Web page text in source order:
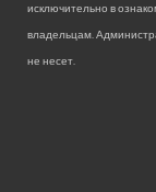
исключительно в
владельцам.
не несет.